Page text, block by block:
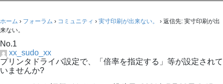
ホーム › フォーラム › コミュニティ › 実寸印刷が出来ない。 › 返信先: 実寸印刷が出
来ない。
No.1
xx_sudo_xx
プリンタドライバ設定で、「倍率を指定する」等が設定されて
いませんか?